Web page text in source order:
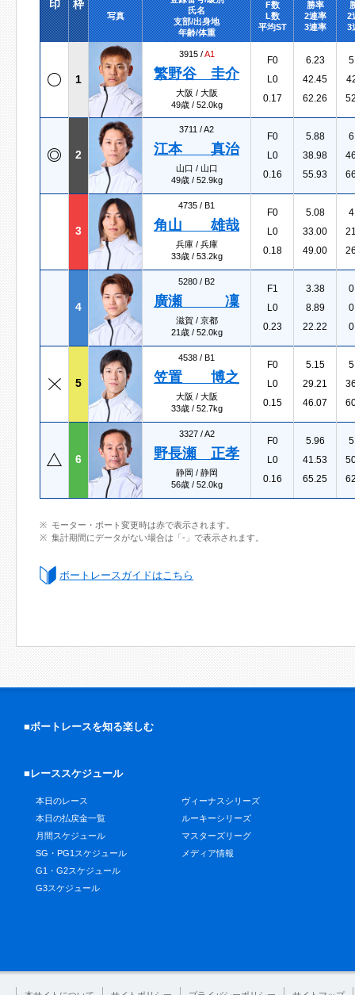
印 枠
写真
氏名
支部/出身地
年齢/体重
F数
L数
平均ST
勝率
2連率
3連率
2
3
1
3915 /A1
繁野谷 圭介
大阪 / 大阪
49歳 / 52.0kg
F0
L0
0.17
6.23
42.45
62.26
2
3711 /A2
江本 真治
山口 / 山口
49歳 / 52.9kg
F0
L0
0.16
5.88
38.98
55.93
3
4735 / B1
角山 雄哉
兵庫 / 兵庫
33歳 / 53.2kg
F0
L0
0.18
5.08
33.00
49.00
4
5280 / B2
廣瀬 凜
滋賀 / 京都
21歳 / 52.0kg
F1
L0
0.23
3.38
8.89
22.22
5
4538 / B1
笠置 博之
大阪 / 大阪
33歳 / 52.7kg
F0
L0
0.15
5.15
29.21
46.07
6
3327 /A2
野長瀬 正孝
静岡 / 静岡
56歳 / 52.0kg
F0
L0
0.16
5.96
41.53
65.25
モーター・ボート変更時は赤で表示されます。
集計期間にデータがない場合は「-」で表示されます。
ボートレースガイドはこちら
■ボートレースを知る楽しむ
■レーススケジュール
本日のレース
本日の払戻金一覧
月間スケジュール
SG・PG1スケジュール
G1・G2スケジュール
G3スケジュール
ヴィーナスシリーズ
ルーキーシリーズ
マスターズリーグ
メディア情報